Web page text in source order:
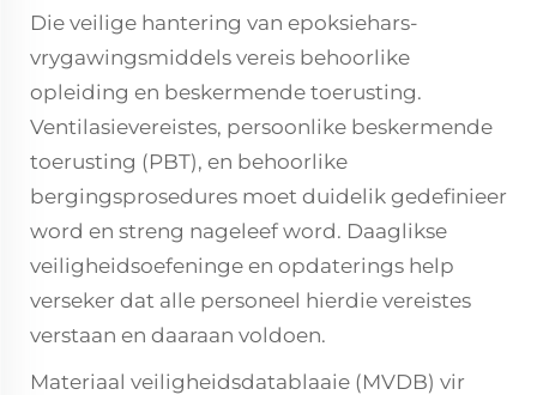
Die veilige hantering van epoksiehars-
vrygawingsmiddels vereis behoorlike
opleiding en beskermende toerusting.
Ventilasievereistes, persoonlike beskermende
toerusting (PBT), en behoorlike
bergingsprosedures moet duidelik gedefinieer
word en streng nageleef word. Daaglikse
veiligheidsoefeninge en opdaterings help
verseker dat alle personeel hierdie vereistes
verstaan en daaraan voldoen.
Materiaal veiligheidsdatablaaie (MVDB) vir